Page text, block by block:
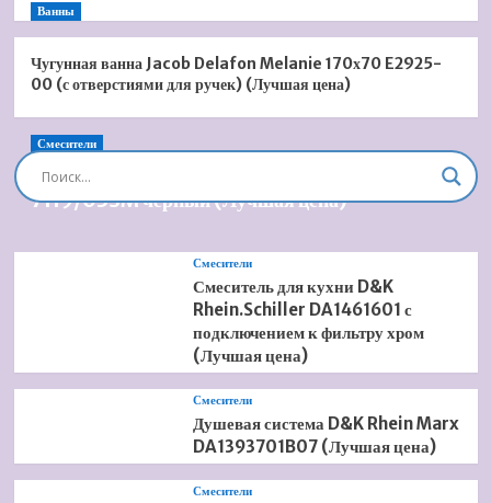
Ванны
Чугунная ванна Jacob Delafon Melanie 170х70 E2925-
00 (с отверстиями для ручек) (Лучшая цена)
Смесители
Душевая система встроенная Timo Briana SX-
7119/03SM черный (Лучшая цена)
Смесители
Смеситель для кухни D&K
Rhein.Schiller DA1461601 с
подключением к фильтру хром
(Лучшая цена)
Смесители
Душевая система D&K Rhein Marx
DA1393701B07 (Лучшая цена)
Смесители